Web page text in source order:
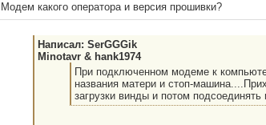
Модем какого оператора и версия прошивки?
Написал: SerGGGik
Minotavr & hank1974
При подключенном модеме к
названия матери и стоп-
загрузки винды и потом